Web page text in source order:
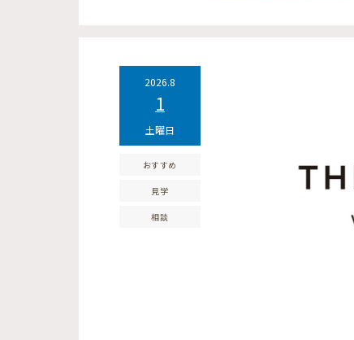
2026.8
1
土曜日
おすすめ
見学
相談